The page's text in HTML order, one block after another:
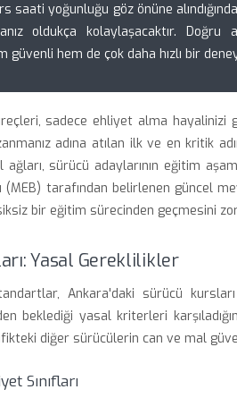
saati yoğunluğu göz önüne
oldukça kolaylaşacaktır. Doğru
güvenli hem de çok daha hızlı bir
sadece ehliyet alma hayalinizi
adına atılan ilk ve en kritik
sürücü adaylarının eğitim
(MEB) tarafından belirlenen güncel
bir eğitim sürecinden geçmesini
Yasal Gereklilikler
Ankara'daki sürücü
beklediği yasal kriterleri
diğer sürücülerin can ve mal
Sınıfları